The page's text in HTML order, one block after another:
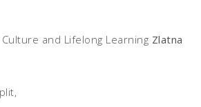
and Lifelong Learning Zlatna